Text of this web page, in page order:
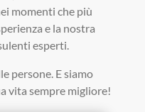
momenti che più
e la nostra
esperti.
persone. E siamo
vita sempre migliore!